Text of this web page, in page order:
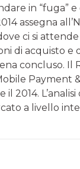
in “fuga”
assegna
ci si
di acquisto
concluso.
Payment
2014.
a livello